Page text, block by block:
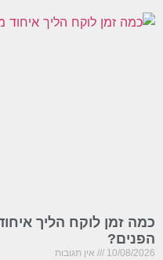
כמה זמן לוקח הליך
הפנים?
10/08/2026 אין תגובות